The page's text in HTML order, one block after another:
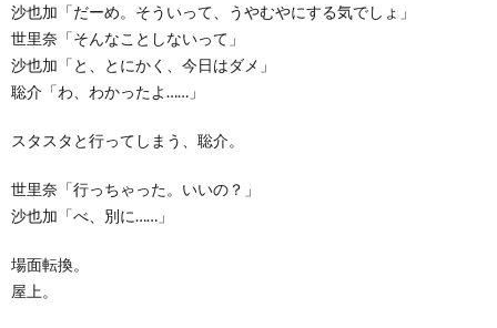
沙也加「だーめ。そういって、うやむやにする気でしょ」
世里奈「そんなことしないって」
沙也加「と、とにかく、今日はダメ」
聡介「わ、わかったよ……」
スタスタと行ってしまう、聡介。
世里奈「行っちゃった。いいの？」
沙也加「べ、別に……」
場面転換。
屋上。